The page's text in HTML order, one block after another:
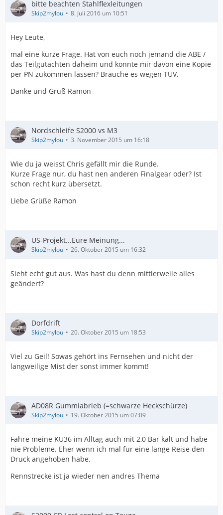
Also wer sein Fahrwerk einstellen lassen will, ist beim
Chris sehr gut aufgehoben. Neben Schrauber-Erfahrung
hat er einen präzisen Popo-Meter, der dem Fahrwerk
den letzten Finish gibt. Wohl gemerkt, dass ich kein
Profifahrer bin und jeder noch individueller das Ganze
der Radlast, Chris kann erklären warum:
Steht von der Höhe echt mega gut da!
bitte beachten Stahlflexleitungen
Skip2mylou 8. Juli 2016 um 10:51
Hey Leute,
mal eine kurze Frage. Hat von euch noch jemand die ABE /
das Teilgutachten daheim und könnte mir davon eine Kopie
per PN zukommen lassen? Brauche es wegen TÜV.
Danke und Gruß Ramon
Nordschleife S2000 vs M3
Skip2mylou 3. November 2015 um 16:18
Wie du ja weisst Chris gefällt mir die Runde.
Kurze Frage nur, du hast nen anderen Finalgear oder? Ist
schon recht kurz übersetzt.
Liebe Grüße Ramon
US-Projekt...Eure Meinung...
Skip2mylou 26. Oktober 2015 um 16:32
Sieht echt gut aus. Was hast du denn mittlerweile alles
geändert?
Dorfdrift
Skip2mylou 20. Oktober 2015 um 18:53
Viel zu Geil! Sowas gehört ins Fernsehen und nicht der
langweilige Mist der sonst immer kommt!
AD08R Gummiabrieb (=schwarze Heckschürze)
Skip2mylou 19. Oktober 2015 um 07:09
Fahre meine KU36 im Alltag auch mit 2,0 Bar kalt und habe
nie Probleme. Eher wenn ich mal für eine lange Reise den
Druck angehoben habe.
Rennstrecke ist ja wieder nen andres Thema